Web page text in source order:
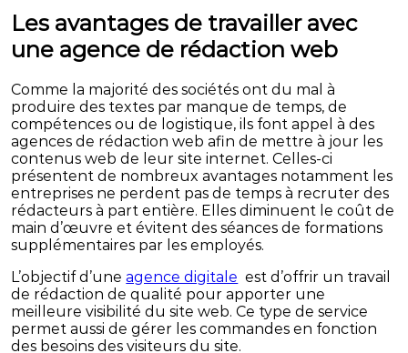
Les avantages de travailler avec
une agence de rédaction web
Comme la majorité des sociétés ont du mal à
produire des textes par manque de temps, de
compétences ou de logistique, ils font appel à des
agences de rédaction web afin de mettre à jour les
contenus web de leur site internet. Celles-ci
présentent de nombreux avantages notamment les
entreprises ne perdent pas de temps à recruter des
rédacteurs à part entière. Elles diminuent le coût de
main d’œuvre et évitent des séances de formations
supplémentaires par les employés.
L’objectif d’uneagence digitale est d’offrir un travail
de rédaction de qualité pour apporter une
meilleure visibilité du site web. Ce type de service
permet aussi de gérer les commandes en fonction
des besoins des visiteurs du site.